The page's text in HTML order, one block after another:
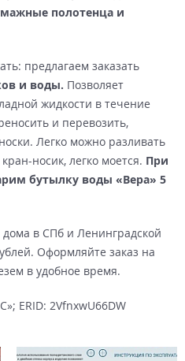
полотенца и
предлагаем заказать
и воды. Позволяет
жидкости в течение
и перевозить,
Легко можно разливать
носик, легко моется. При
бутылку воды «Вера» 5
в СПб и Ленинградской
Оформляйте заказ на
в удобное время.
ERID: 2VfnxwU66DW